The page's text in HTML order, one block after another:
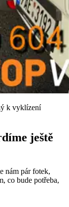
ještě
nám pár fotek,
co bude potřeba,